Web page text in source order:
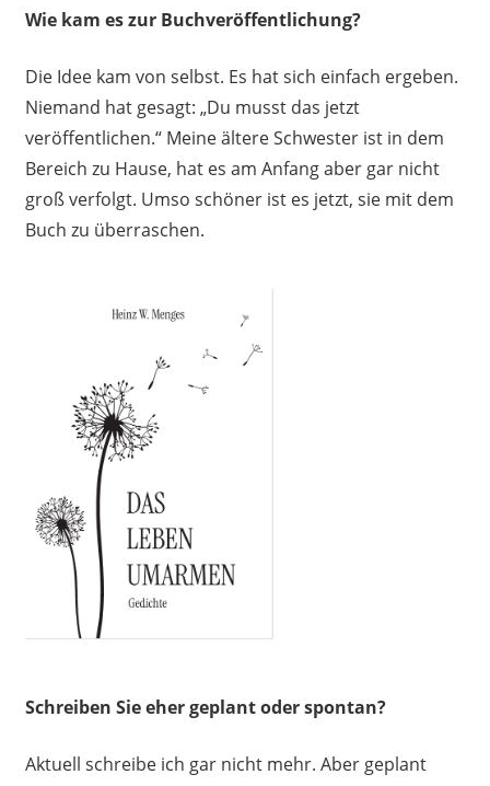
Wie kam es zur Buchveröffentlichung?
Die Idee kam von selbst. Es hat sich einfach ergeben.
Niemand hat gesagt: „Du musst das jetzt
veröffentlichen.“ Meine ältere Schwester ist in dem
Bereich zu Hause, hat es am Anfang aber gar nicht
groß verfolgt. Umso schöner ist es jetzt, sie mit dem
Buch zu überraschen.
Schreiben Sie eher geplant oder spontan?
Aktuell schreibe ich gar nicht mehr. Aber geplant